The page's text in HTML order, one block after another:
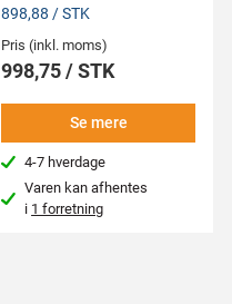
898,88 / STK
Pris (inkl. moms)
998,75 / STK
Se mere
4-7 hverdage
Varen kan afhentes
i 1 forretning